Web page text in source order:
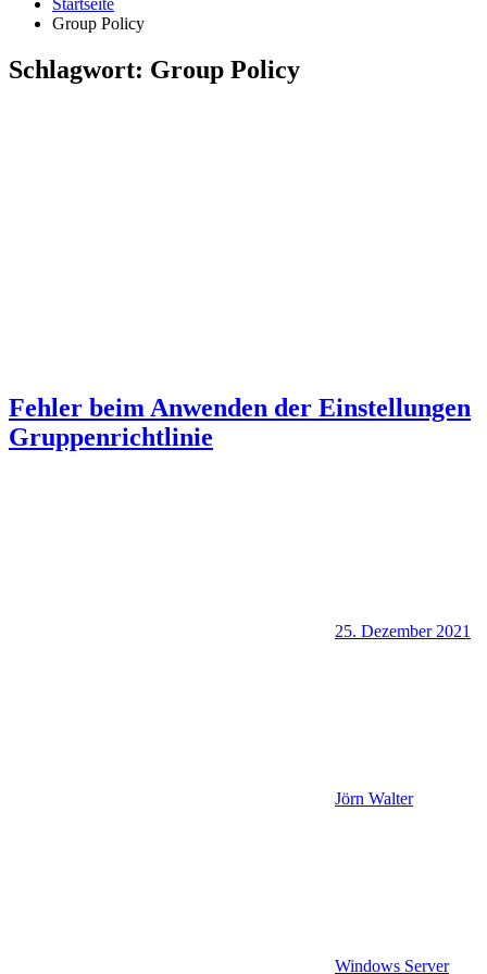
Startseite
Group Policy
Schlagwort: Group Policy
Fehler beim Anwenden der Einstellungen
Gruppenrichtlinie
25. Dezember 2021
Jörn Walter
Windows Server